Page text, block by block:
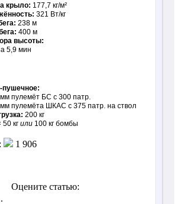
крыло: 177,7 кг/м²
321 Вт/кг
238 м
400 м
высоты:
5,9 мин
пушечное:
пулемёт БС с 300 патр.
пулемёта ШКАС с 375 патр. на ствол
200 кг
50 кг или 100 кг бомбы
1 906
Оцените статью: